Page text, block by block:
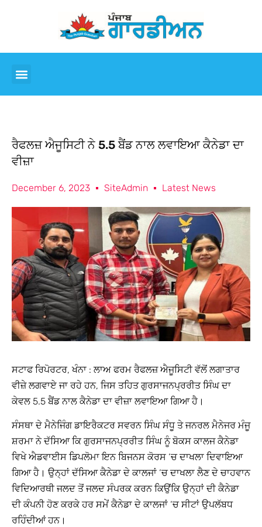
ਰੈਫਲਜ਼ ਐਜੂਸਿਟੀ ਨੇ 5.5 ਬੈਂਡ ਨਾਲ ਲਵਾਇਆ ਕੈਨੇਡਾ ਦਾ
ਵੀਜ਼ਾ
December 6, 2023 SiteAdmin Latest News
ਸਟਾਫ ਰਿਪੋਰਟਰ, ਖੰਨਾ : ਲਾਅ ਫਰਮ ਰੈਫਲਜ਼ ਐਜੂਸਿਟੀ ਵੱਲੋਂ ਲਗਾਤਾਰ
ਵੀਜ਼ੇ ਲਗਵਾਏ ਜਾ ਰਹੇ ਹਨ, ਜਿਸ ਤਹਿਤ ਗੁਰਸਾਜਨਪ੍ਰਰੀਤ ਸਿੰਘ ਦਾ
ਕੇਵਲ 5.5 ਬੈਂਡ ਨਾਲ ਕੈਨੇਡਾ ਦਾ ਵੀਜ਼ਾ ਲਵਾਇਆ ਗਿਆ ਹੈ।
ਸੰਸਥਾ ਦੇ ਮੈਨੇਜਿੰਗ ਡਾਇਰੈਕਟਰ ਸਵਰਨ ਸਿੰਘ ਸੰਧੂ ਤੇ ਜਨਰਲ ਮੈਨੇਜਰ ਮੰਜੂ
ਸ਼ਰਮਾ ਨੇ ਦੱਸਿਆ ਕਿ ਗੁਰਸਾਜਨਪ੍ਰਰੀਤ ਸਿੰਘ ਨੂੰ ਬੋਕਸ ਕਾਲਜ ਕੈਨੇਡਾ
ਵਿਖੇ ਐਡਵਾਈਸ ਡਿਪਲੋਮਾ ਇਨ ਬਿਜਨਸ ਕੋਰਸ ‘ਚ ਦਾਖਲਾ ਦਿਵਾਇਆ
ਗਿਆ ਹੈ। ਉਨ੍ਹਾਂ ਦੱਸਿਆ ਕੈਨੇਡਾ ਦੇ ਕਾਲਜਾਂ ‘ਚ ਦਾਖਲਾ ਲੈਣ ਦੇ ਚਾਹਵਾਨ
ਵਿਦਿਆਰਥੀ ਜਲਦ ਤੋਂ ਜਲਦ ਸੰਪਰਕ ਕਰਨ ਕਿਉਂਕਿ ਉਨ੍ਹਾਂ ਦੀ ਕੈਨੇਡਾ
ਦੀ ਕੰਪਨੀ ਹੋਣ ਕਰਕੇ ਹਰ ਸਮੇਂ ਕੈਨੇਡਾ ਦੇ ਕਾਲਜਾਂ ‘ਚ ਸੀਟਾਂ ਉਪਲੱਬਧ
ਰਹਿੰਦੀਆਂ ਹਨ।